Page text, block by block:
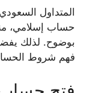
المتداول
حساب إسلامي،
بوضوح. لذلك يفضل
فهم شروط